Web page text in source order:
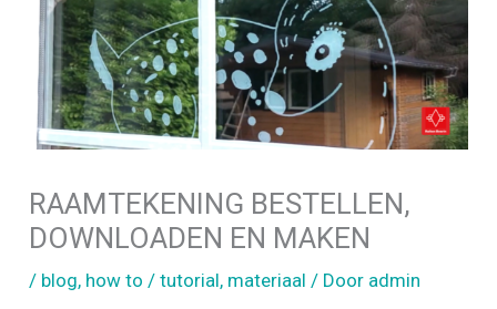
RAAMTEKENING BESTELLEN,
DOWNLOADEN EN MAKEN
/ blog, how to / tutorial, materiaal / Door admin